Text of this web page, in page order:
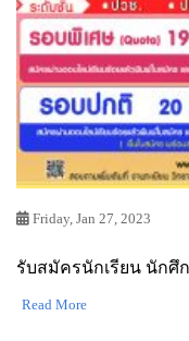
Friday, Jan 27, 2023
รับสมัครนักเรียน นักศึ
Read More